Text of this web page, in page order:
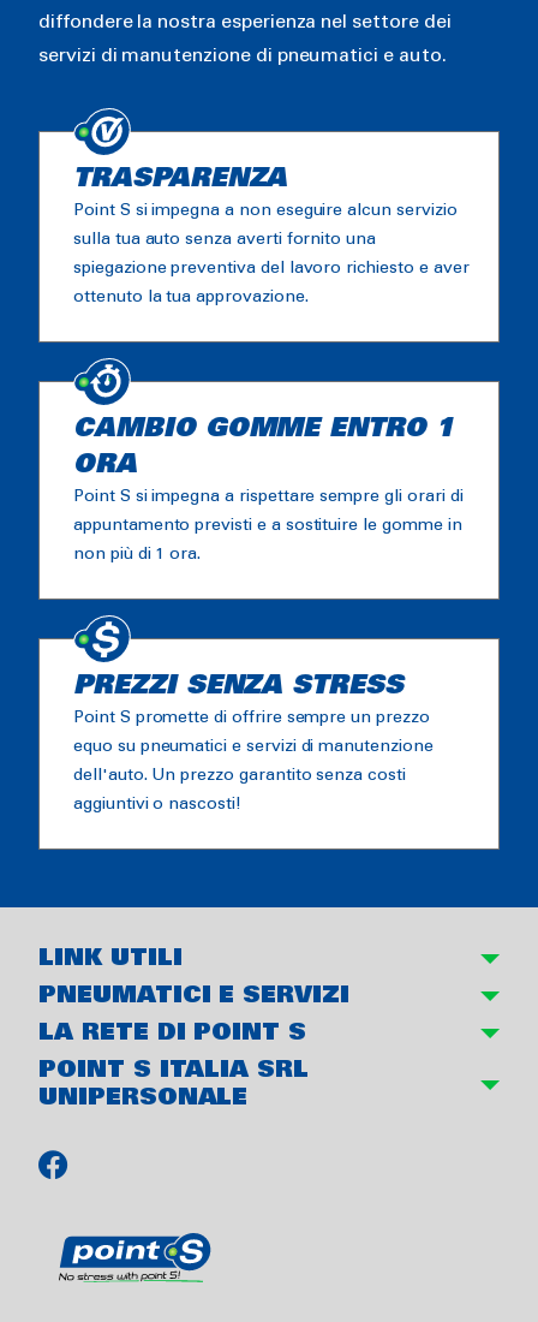
diffondere la nostra esperienza nel settore dei
servizi di manutenzione di pneumatici e auto.
TRASPARENZA
Point S si impegna a non eseguire alcun servizio
sulla tua auto senza averti fornito una
spiegazione preventiva del lavoro richiesto e aver
ottenuto la tua approvazione.
CAMBIO GOMME ENTRO 1
ORA
Point S si impegna a rispettare sempre gli orari di
appuntamento previsti e a sostituire le gomme in
non più di 1 ora.
PREZZI SENZA STRESS
Point S promette di offrire sempre un prezzo
equo su pneumatici e servizi di manutenzione
dell'auto. Un prezzo garantito senza costi
aggiuntivi o nascosti!
LINK UTILI
PNEUMATICI E SERVIZI
LA RETE DI POINT S
POINT S ITALIA SRL
UNIPERSONALE